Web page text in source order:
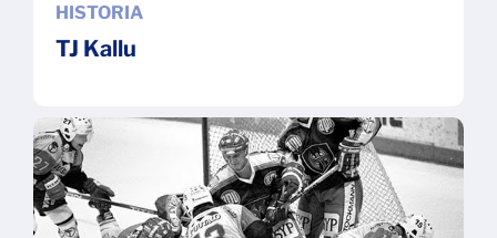
TJ Kallu
HISTORIA